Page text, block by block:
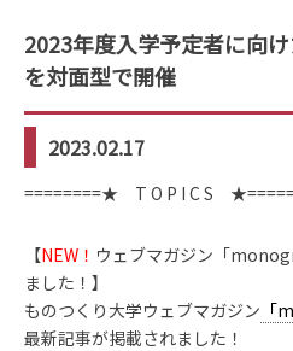
2023年度入学予定者に向
を対面型で開催
2023.02.17
========★ T O P I C S
【NEW！ ウェブマガジン「
ました！】
ものつくり大学ウェブマガジン 「
最新記事が掲載されました！